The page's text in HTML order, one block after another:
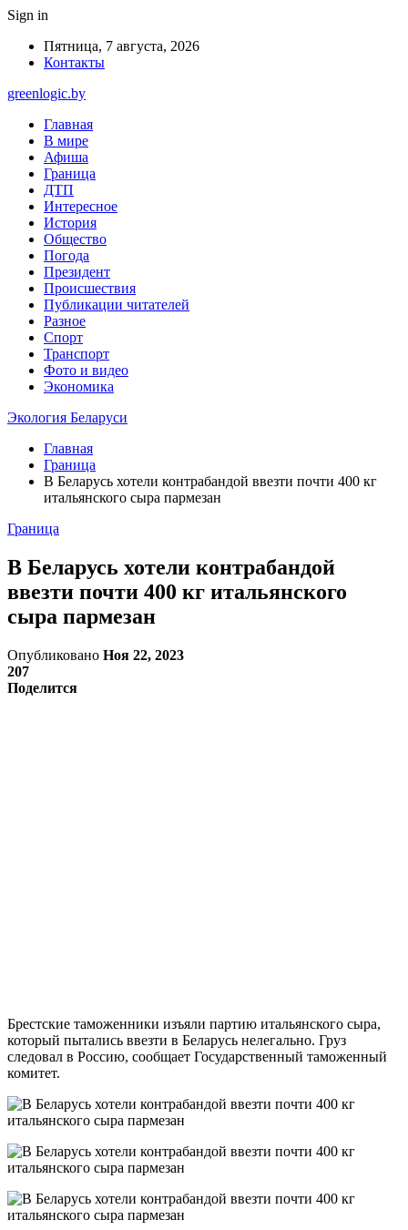
Sign in
Пятница, 7 августа, 2026
Контакты
greenlogic.by
Главная
В мире
Афиша
Граница
ДТП
Интересное
История
Общество
Погода
Президент
Происшествия
Публикации читателей
Разное
Спорт
Транспорт
Фото и видео
Экономика
Экология Беларуси
Главная
Граница
В Беларусь хотели контрабандой ввезти почти 400 кг
итальянского сыра пармезан
Граница
В Беларусь хотели контрабандой
ввезти почти 400 кг итальянского
сыра пармезан
Опубликовано Ноя 22, 2023
207
Поделится
Брестские таможенники изъяли партию итальянского сыра,
который пытались ввезти в Беларусь нелегально. Груз
следовал в Россию, сообщает Государственный таможенный
комитет.